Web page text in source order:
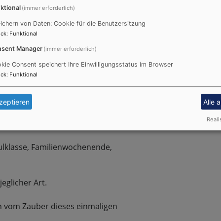
Alltag entfliehen.
m Meereshöhe
von jeglichem Verkehr
ins obere Illertal auf die
versorgt Sie und Ihre Gruppe
Möglichkeiten zur aktiven
und Ruhe
Familienwochenende,
Art.
Zauber dieses einmaligen
(immer erforderlich)
von Daten: Cookie für die Benutzersitzung
: Funktional
Manager (immer erforderlich)
Consent speichert Ihre Einwilligungsstatus im Browser
: Funktional
Alle